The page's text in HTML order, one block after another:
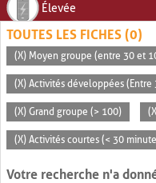
Élevée
TOUTES LES FICHES (0)
(X) Moyen groupe (entre 30 et
(X) Activités développées
(X) Grand groupe (> 100)
(X) Activités courtes (< 30
Votre recherche n'a